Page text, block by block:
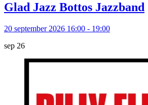
Glad Jazz Bottos Jazzband
20 september 2026 16:00 - 19:00
sep 26